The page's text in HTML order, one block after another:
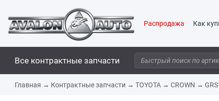
Распродажа Как
Все контрактные запчасти
Главная → Контрактные запчасти → TOYOTA → CROWN →